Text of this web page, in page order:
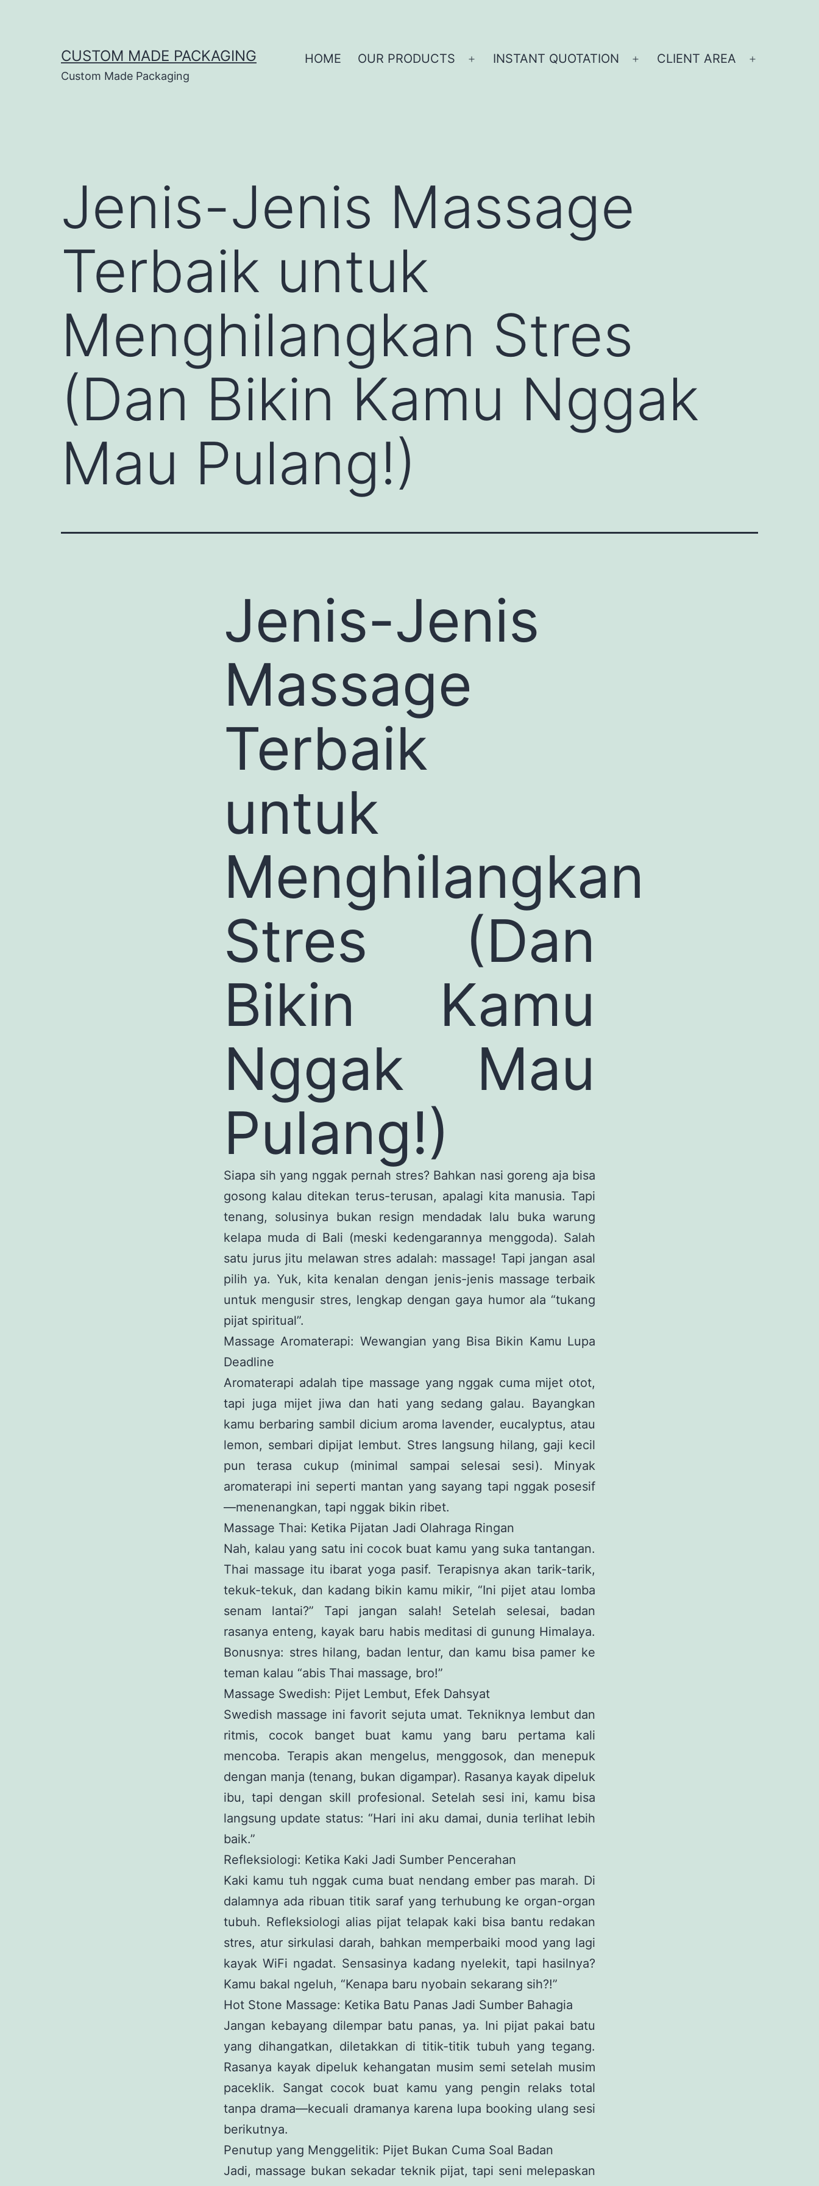
CUSTOM MADE PACKAGING
Custom Made Packaging
HOME OUR PRODUCTS INSTANT QUOTATION CLIENT AREA
Jenis-Jenis Massage
Terbaik untuk
Menghilangkan Stres
(Dan Bikin Kamu Nggak
Mau Pulang!)
Jenis-Jenis
Massage
Terbaik
untuk
Menghilangkan
Stres (Dan
Bikin Kamu
Nggak Mau
Pulang!)
Siapa sih yang nggak pernah stres? Bahkan nasi goreng aja bisa
gosong kalau ditekan terus-terusan, apalagi kita manusia. Tapi
tenang, solusinya bukan resign mendadak lalu buka warung
kelapa muda di Bali (meski kedengarannya menggoda). Salah
satu jurus jitu melawan stres adalah: massage! Tapi jangan asal
pilih ya. Yuk, kita kenalan dengan jenis-jenis massage terbaik
untuk mengusir stres, lengkap dengan gaya humor ala “tukang
pijat spiritual”.
Massage Aromaterapi: Wewangian yang Bisa Bikin Kamu Lupa
Deadline
Aromaterapi adalah tipe massage yang nggak cuma mijet otot,
tapi juga mijet jiwa dan hati yang sedang galau. Bayangkan
kamu berbaring sambil dicium aroma lavender, eucalyptus, atau
lemon, sembari dipijat lembut. Stres langsung hilang, gaji kecil
pun terasa cukup (minimal sampai selesai sesi). Minyak
aromaterapi ini seperti mantan yang sayang tapi nggak posesif
—menenangkan, tapi nggak bikin ribet.
Massage Thai: Ketika Pijatan Jadi Olahraga Ringan
Nah, kalau yang satu ini cocok buat kamu yang suka tantangan.
Thai massage itu ibarat yoga pasif. Terapisnya akan tarik-tarik,
tekuk-tekuk, dan kadang bikin kamu mikir, “Ini pijet atau lomba
senam lantai?” Tapi jangan salah! Setelah selesai, badan
rasanya enteng, kayak baru habis meditasi di gunung Himalaya.
Bonusnya: stres hilang, badan lentur, dan kamu bisa pamer ke
teman kalau “abis Thai massage, bro!”
Massage Swedish: Pijet Lembut, Efek Dahsyat
Swedish massage ini favorit sejuta umat. Tekniknya lembut dan
ritmis, cocok banget buat kamu yang baru pertama kali
mencoba. Terapis akan mengelus, menggosok, dan menepuk
dengan manja (tenang, bukan digampar). Rasanya kayak dipeluk
ibu, tapi dengan skill profesional. Setelah sesi ini, kamu bisa
langsung update status: “Hari ini aku damai, dunia terlihat lebih
baik.”
Refleksiologi: Ketika Kaki Jadi Sumber Pencerahan
Kaki kamu tuh nggak cuma buat nendang ember pas marah. Di
dalamnya ada ribuan titik saraf yang terhubung ke organ-organ
tubuh. Refleksiologi alias pijat telapak kaki bisa bantu redakan
stres, atur sirkulasi darah, bahkan memperbaiki mood yang lagi
kayak WiFi ngadat. Sensasinya kadang nyelekit, tapi hasilnya?
Kamu bakal ngeluh, “Kenapa baru nyobain sekarang sih?!”
Hot Stone Massage: Ketika Batu Panas Jadi Sumber Bahagia
Jangan kebayang dilempar batu panas, ya. Ini pijat pakai batu
yang dihangatkan, diletakkan di titik-titik tubuh yang tegang.
Rasanya kayak dipeluk kehangatan musim semi setelah musim
paceklik. Sangat cocok buat kamu yang pengin relaks total
tanpa drama—kecuali dramanya karena lupa booking ulang sesi
berikutnya.
Penutup yang Menggelitik: Pijet Bukan Cuma Soal Badan
Jadi, massage bukan sekadar teknik pijat, tapi seni melepaskan